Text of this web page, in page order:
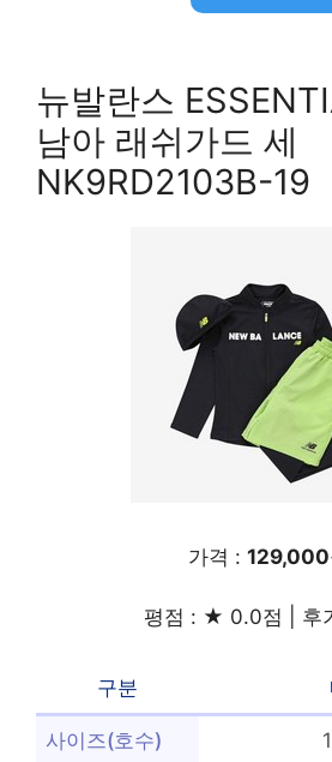
뉴발란스
남아 래쉬가드 세
NK9RD2103B-19
가격 : 129,000
평점 : ★ 0.0점 | 후
구분
사이즈(호수)